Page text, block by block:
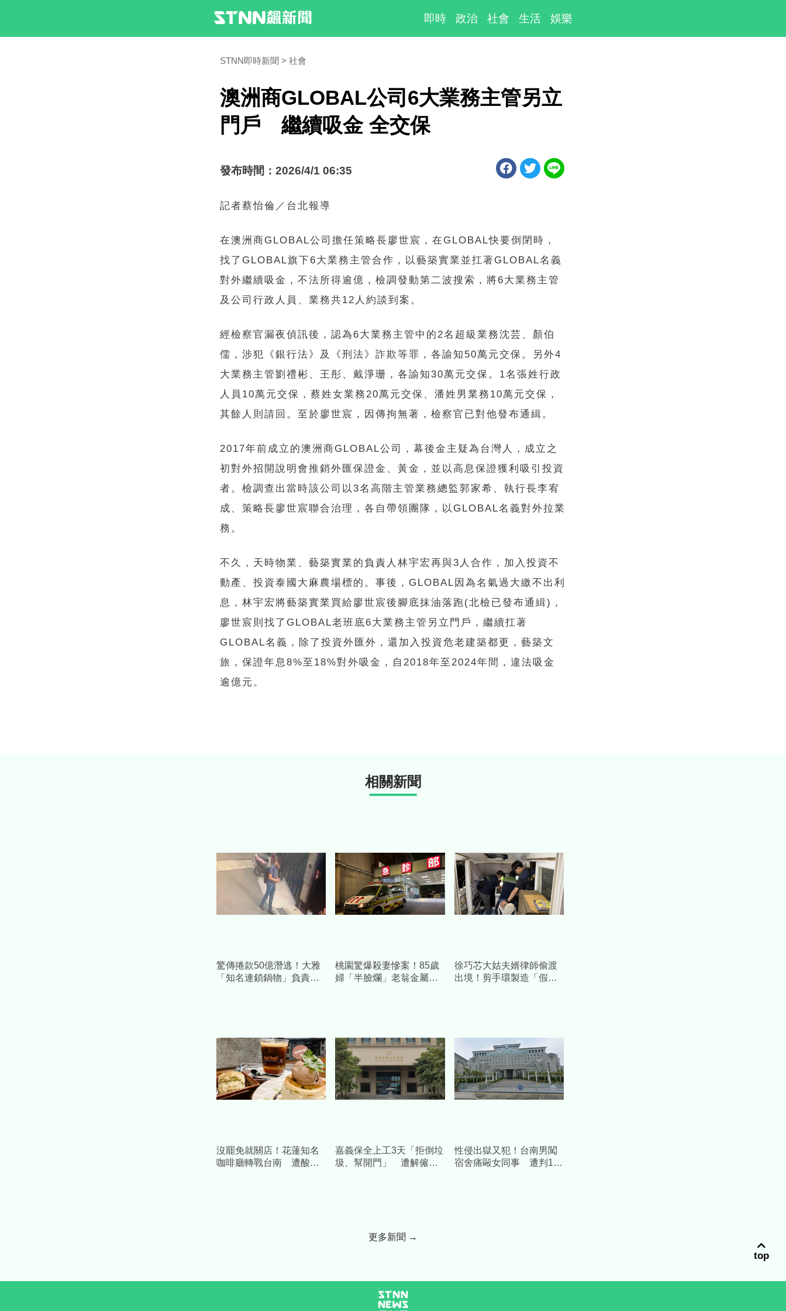
即時 政治 社會 生活 娛樂
STNN即時新聞 社會
澳洲商GLOBAL公司6大業務主管另立
門戶 繼續吸金 全交保
發布時間：2026/4/1 06:35
記者蔡怡倫／台北報導
在澳洲商GLOBAL公司擔任策略長廖世宸，在GLOBAL快要倒閉時，
找了GLOBAL旗下6大業務主管合作，以藝築實業並扛著GLOBAL名義
對外繼續吸金，不法所得逾億，檢調發動第二波搜索，將6大業務主管
及公司行政人員、業務共12人約談到案。
經檢察官漏夜偵訊後，認為6大業務主管中的2名超級業務沈芸、顏伯
儒，涉犯《銀行法》及《刑法》詐欺等罪，各諭知50萬元交保。另外4
大業務主管劉禮彬、王彤、戴淨珊，各諭知30萬元交保。1名張姓行政
人員10萬元交保，蔡姓女業務20萬元交保、潘姓男業務10萬元交保，
其餘人則請回。至於廖世宸，因傳拘無著，檢察官已對他發布通緝。
2017年前成立的澳洲商GLOBAL公司，幕後金主疑為台灣人，成立之
初對外招開說明會推銷外匯保證金、黃金，並以高息保證獲利吸引投資
者。檢調查出當時該公司以3名高階主管業務總監郭家希、執行長李宥
成、策略長廖世宸聯合治理，各自帶領團隊，以GLOBAL名義對外拉業
務。
不久，天時物業、藝築實業的負責人林宇宏再與3人合作，加入投資不
動產、投資泰國大麻農場標的。事後，GLOBAL因為名氣過大繳不出利
息，林宇宏將藝築實業買給廖世宸後腳底抹油落跑(北檢已發布通緝)，
廖世宸則找了GLOBAL老班底6大業務主管另立門戶，繼續扛著
GLOBAL名義，除了投資外匯外，還加入投資危老建築都更，藝築文
旅，保證年息8%至18%對外吸金，自2018年至2024年間，違法吸金
逾億元。
相關新聞
驚傳捲款50億潛逃！大雅
「知名連鎖鍋物」負責人
桃園驚爆殺妻慘案！85歲
婦「半臉爛」老翁金屬拐
徐巧芯大姑夫婿律師偷渡
出境！剪手環製造「假軌
沒罷免就關店！花蓮知名
咖啡廳轉戰台南 遭酸
嘉義保全上工3天「拒倒垃
圾、幫開門」 遭解僱提
性侵出獄又犯！台南男闖
宿舍痛毆女同事 遭判10
更多新聞 →
top